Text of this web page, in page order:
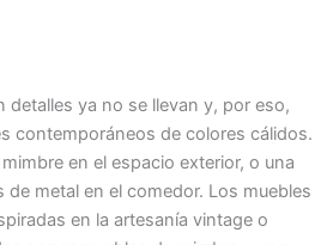
detalles ya no se llevan y, por eso,
contemporáneos de colores cálidos.
en el espacio exterior, o una
metal en el comedor. Los muebles
en la artesanía vintage o